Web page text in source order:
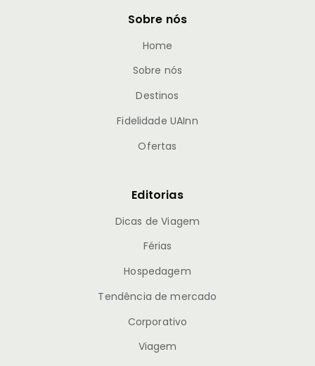
Sobre nós
Home
Sobre nós
Destinos
Fidelidade UAInn
Ofertas
Editorias
Dicas de Viagem
Férias
Hospedagem
Tendência de mercado
Corporativo
Viagem